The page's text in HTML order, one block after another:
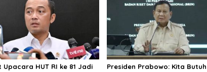
Upacara HUT RI ke 81 Jadi
Presiden Prabowo: Kita Butuh